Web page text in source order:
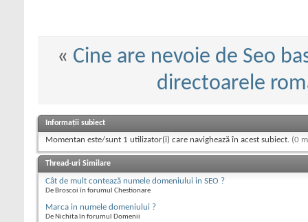
« Cine are nevoie de Seo
directoarele
Informații subiect
Momentan este/sunt 1 utilizator(i) care navighează în acest subiect. (0
Thread-uri Similare
Cât de mult contează numele domeniului in SEO ?
De Broscoi în forumul Chestionare
Marca in numele domeniului ?
De Nichita în forumul Domenii